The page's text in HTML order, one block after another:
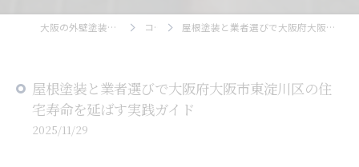
大阪の外壁塗装ならエンタープライズ コラム 屋根塗装と業者選びで大阪府大阪市東淀川区の住宅寿命を延ばす実践ガイド
屋根塗装と業者選びで大阪府大阪市東淀川区の住
宅寿命を延ばす実践ガイド
2025/11/29